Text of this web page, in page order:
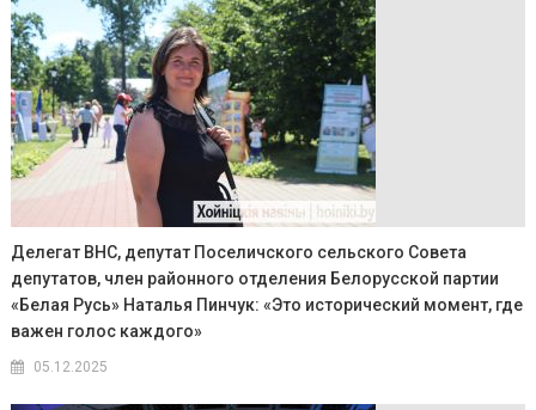
Делегат ВНС, депутат Поселичского сельского Совета
депутатов, член районного отделения Белорусской партии
«Белая Русь» Наталья Пинчук: «Это исторический момент, где
важен голос каждого»
05.12.2025